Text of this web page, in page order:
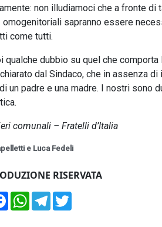
non illudiamoci che a fronte
sapranno essere
come tutti.
qualche dubbio su quel che
dal Sindaco, che in assenza
un padre e una madre. I nostri sono
comunali – Fratelli d’Italia
e Luca Fedeli
RISERVATA
FacebookWhatsApp
Telegram